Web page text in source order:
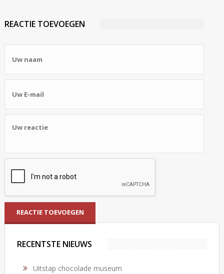
REACTIE TOEVOEGEN
RECENTSTE NIEUWS
Uitstap chocolade museum